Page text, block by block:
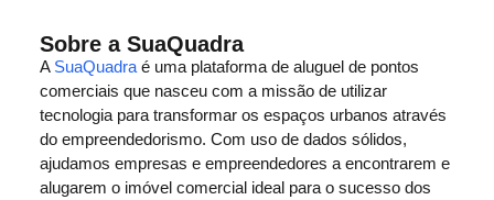
Sobre a SuaQuadra
A SuaQuadra é uma plataforma de aluguel de pontos
comerciais que nasceu com a missão de utilizar
tecnologia para transformar os espaços urbanos através
do empreendedorismo. Com uso de dados sólidos,
ajudamos empresas e empreendedores a encontrarem e
alugarem o imóvel comercial ideal para o sucesso dos